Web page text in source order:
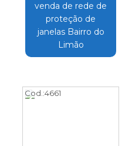
venda de rede de
proteção de
janelas Bairro do
Limão
Cod.:4661